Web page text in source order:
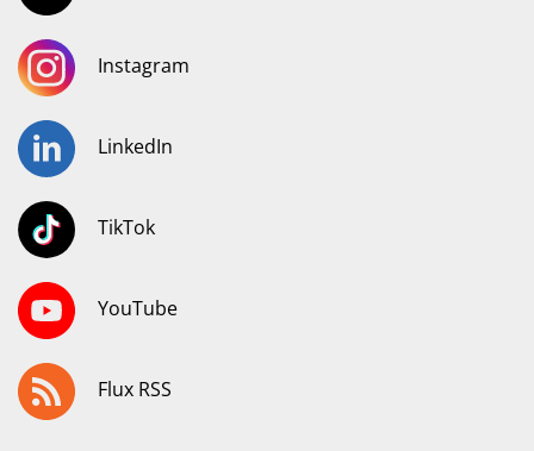
Instagram
LinkedIn
TikTok
YouTube
Flux RSS